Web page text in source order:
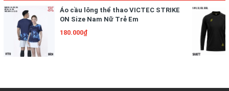
Áo cầu lông thể thao VICTEC STRIKE
ON Size Nam Nữ Trẻ Em
180.000₫